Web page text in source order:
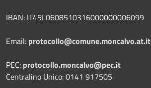
IBAN: IT45L0608510316000000006099
Email: protocollo@comune.moncalvo.at.it
PEC: protocollo.moncalvo@pec.it
Centralino Unico: 0141 917505